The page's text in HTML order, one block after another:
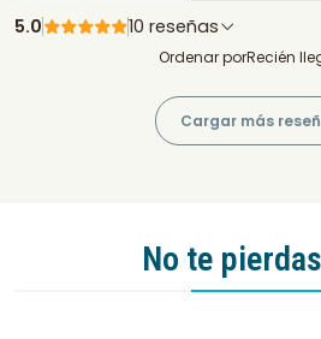
5.0 10 reseñas
Ordenar porRecién
Cargar más
No te